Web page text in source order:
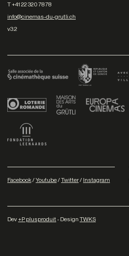
T +41 22 320 78 78
info@cinemas-du-grutli.ch
v3.2
Facebook/Youtube/Twitter/ Instagram
Dev+P plusproduit- Design TWKS